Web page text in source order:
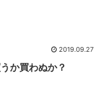
2019.09.27
か買わぬか？